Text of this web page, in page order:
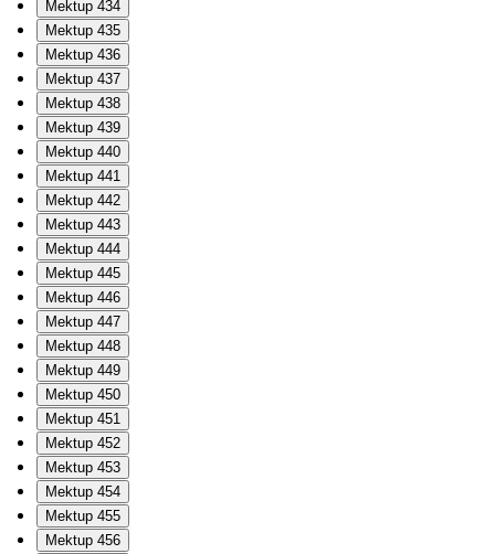
Mektup 434
Mektup 435
Mektup 436
Mektup 437
Mektup 438
Mektup 439
Mektup 440
Mektup 441
Mektup 442
Mektup 443
Mektup 444
Mektup 445
Mektup 446
Mektup 447
Mektup 448
Mektup 449
Mektup 450
Mektup 451
Mektup 452
Mektup 453
Mektup 454
Mektup 455
Mektup 456